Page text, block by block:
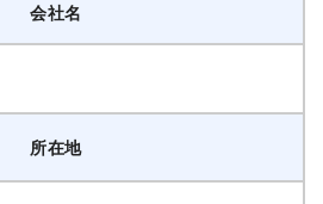
会社名
所在地